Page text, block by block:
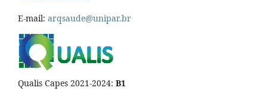
E-mail: arqsaude@unipar.br
Qualis Capes 2021-2024: B1